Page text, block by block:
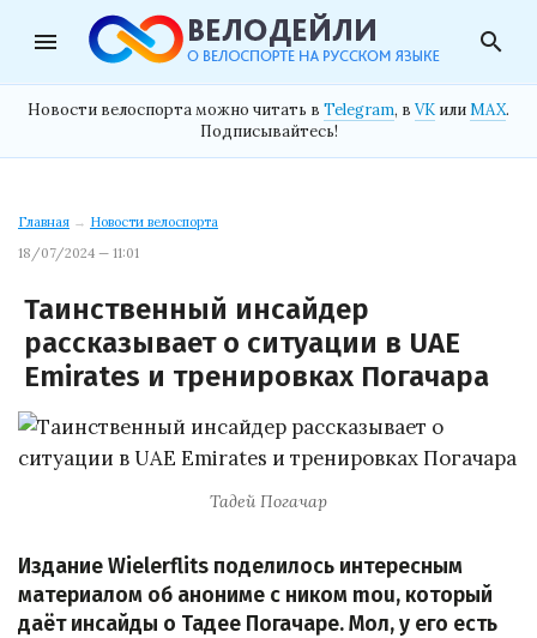
menu search
Новости велоспорта можно читать в Telegram, в VK илиMAX.
Подписывайтесь!
Главная → Новости велоспорта
18/07/2024 — 11:01
Таинственный инсайдер
рассказывает о ситуации в UAE
Emirates и тренировках Погачара
Тадей Погачар
Издание Wielerflits поделилось интересным
материалом об анониме с ником mou, который
даёт инсайды о Тадее Погачаре. Мол, у его есть